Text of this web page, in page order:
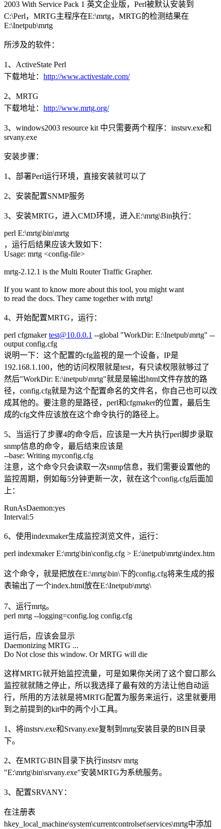
2003 With Service Pack 1 英文企业版，Perl被默认安装到
C:\Perl，MRTG主程序在E:\mrtg，MRTG的检测结果在
E:\Inetpub\mrtg
所涉及的软件：
1、ActiveState Perl
下载地址： http://www.activestate.com/
2、MRTG
下载地址： http://www.mrtg.org/
3、windows2003 resource kit 中只需要两个程序：instsrv.exe和
srvany.exe
安装步骤：
1、部署Perl运行环境，直接安装就可以了
2、安装配置SNMP服务
3、安装MRTG，进入CMD环境，进入E:\mrtg\Bin执行：
perl E:\mrtg\bin\mrtg
，运行后结果应该大致如下：
Usage: mrtg <config-file>
mrtg-2.12.1 is the Multi Router Traffic Grapher.
If you want to know more about this tool, you might want
to read the docs. They came together with mrtg!
4、开始配置MRTG，运行：
perl cfgmakertest@10.0.0.1 --global "WorkDir: E:\Inetpub\mrtg" --
output config.cfg
说明一下：这个配置的cfg监视的是一个设备，IP是
192.168.1.100，他的访问权限就是test，有只读权限就够过了
然后"WorkDir: E:\inetpub\mrtg"就是是输出html文件存放的路
径，config.cfg就是为这个配置命名的文件名，你自己也可以改
成其他的。要注意的是路径，perl和cfgmaker的位置，最后生
成的cfg文件应该放在这个命令执行的路径上。
5、当运行了步骤4的命令后，应该是一大片执行perl脚步录取
snmp信息的命令，最后结束应该是
--base: Writing myconfig.cfg
注意，这个命令只会读取一次snmp信息，我们需要设置他的
监控周期，例如每5分钟更新一次，就在这个config.cfg后面加
上：
RunAsDaemon:yes
Interval:5
6、使用indexmaker生成监控浏览文件，运行：
perl indexmaker E:\mrtg\bin\config.cfg > E:\inetpub\mrtg\index.htm
这个命令，就是把放在E:\mrtg\bin\下的config.cfg将来生成的报
表输出了一个index.html放在E:\Inetpub\mrtg\
7、运行mrtg。
perl mrtg --logging=config.log config.cfg
运行后，应该会显示
Daemonizing MRTG ...
Do Not close this window. Or MRTG will die
这样MRTG就开始监控流量，可是如果你关闭了这个窗口那么
监控就就随之停止，所以我选择了最有效的方法让他自动运
行，所用的方法就是将MRTG配置为服务来运行，这里就要用
到之前提到的kit中的两个小工具。
1、将instsrv.exe和Srvany.exe复制到mrtg安装目录的BIN目录
下。
2、在MRTG\BIN目录下执行instsrv mrtg
"E:\mrtg\bin\srvany.exe"安装MRTG为系统服务。
3、配置SRVANY：
在注册表
hkey_local_machine\system\currentcontrolset\services\mrtg中添加